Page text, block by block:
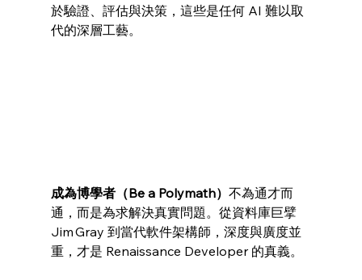
於驗證、評估與決策，這些是任何 AI 難以取
代的深層工藝。
成為博學者（Be a Polymath） 不為通才而
通，而是為求解決真實問題。從資料庫巨擘
Jim Gray 到當代軟件架構師，深度與廣度並
重，才是 Renaissance Developer 的真義。